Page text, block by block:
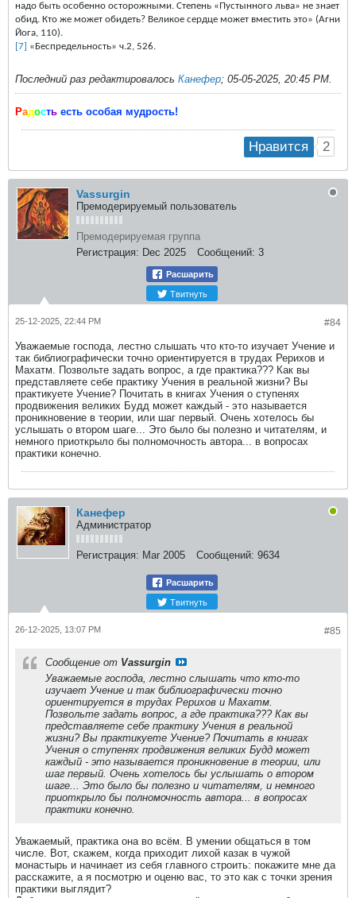
надо быть особенно осторожными. Степень «Пустынного льва» не знает
обид. Кто же может обидеть? Великое сердце может вместить это» (Агни
Йога, 110).
[7]
«Беспредельность» ч.2, 526.
Последний раз редактировалось Канефер; 05-05-2025, 20:45 PM.
Радость есть особая мудрость!
Нравится 2
Vassurgin
Премодерируемый пользователь
Премодерируемая группа
Регистрация: Dec 2025 Сообщений: 3
Расшарить
Твитнуть
#84
25-12-2025, 22:44 PM
Уважаемые господа, лестно слышать что кто-то изучает Учение и
так библиографически точно ориентируется в трудах Рерихов и
Махатм. Позвольте задать вопрос, а где практика??? Как вы
представляете себе практику Учения в реальной жизни? Вы
практикуете Учение? Почитать в книгах Учения о ступенях
продвижения великих Будд может каждый - это называется
проникновение в теории, или шаг первый. Очень хотелось бы
услышать о втором шаге... Это было бы полезно и читателям, и
немного приоткрыло бы полномочность автора... в вопросах
практики конечно.
Канефер
Администратор
Регистрация: Mar 2005 Сообщений: 9634
Расшарить
Твитнуть
#85
26-12-2025, 13:07 PM
Сообщение от Vassurgin
Уважаемые господа, лестно слышать что кто-то
изучает Учение и так библиографически точно
ориентируется в трудах Рерихов и Махатм.
Позвольте задать вопрос, а где практика??? Как вы
представляете себе практику Учения в реальной
жизни? Вы практикуете Учение? Почитать в книгах
Учения о ступенях продвижения великих Будд может
каждый - это называется проникновение в теории, или
шаг первый. Очень хотелось бы услышать о втором
шаге... Это было бы полезно и читателям, и немного
приоткрыло бы полномочность автора... в вопросах
практики конечно.
Уважаемый, практика она во всём. В умении общаться в том
числе. Вот, скажем, когда приходит лихой казак в чужой
монастырь и начинает из себя главного строить: покажите мне да
расскажите, а я посмотрю и оценю вас, то это как с точки зрения
практики выглядит?